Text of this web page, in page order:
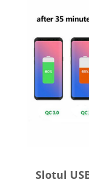
Slotul